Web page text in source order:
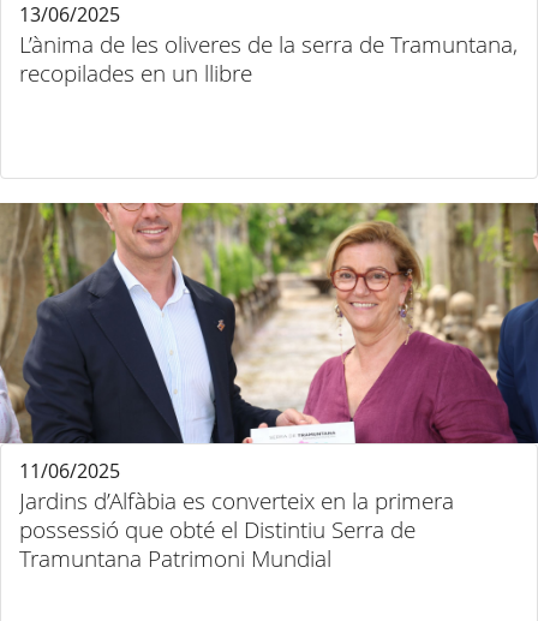
L’ànima de les oliveres de la serra de Tramuntana,
recopilades en un llibre
13/06/2025
Jardins d’Alfàbia es converteix en la primera
possessió que obté el Distintiu Serra de
Tramuntana Patrimoni Mundial
11/06/2025